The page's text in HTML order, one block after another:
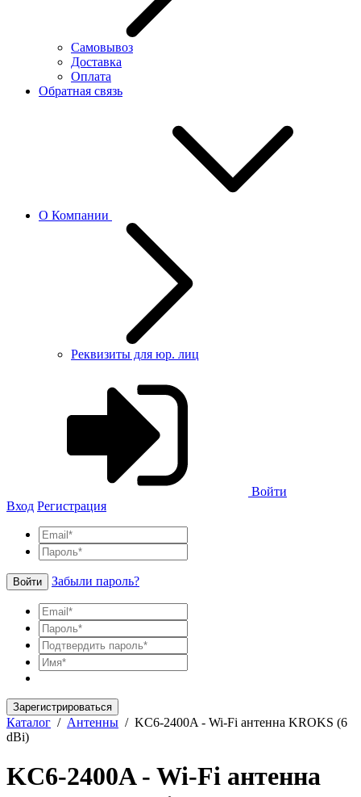
Самовывоз
Доставка
Оплата
Обратная связь
О Компании
Реквизиты для юр. лиц
Войти
Вход Регистрация
Войти Забыли пароль?
Зарегистрироваться
Каталог / Антенны / KC6-2400A - Wi-Fi антенна KROKS (6
dBi)
KC6-2400A - Wi-Fi антенна